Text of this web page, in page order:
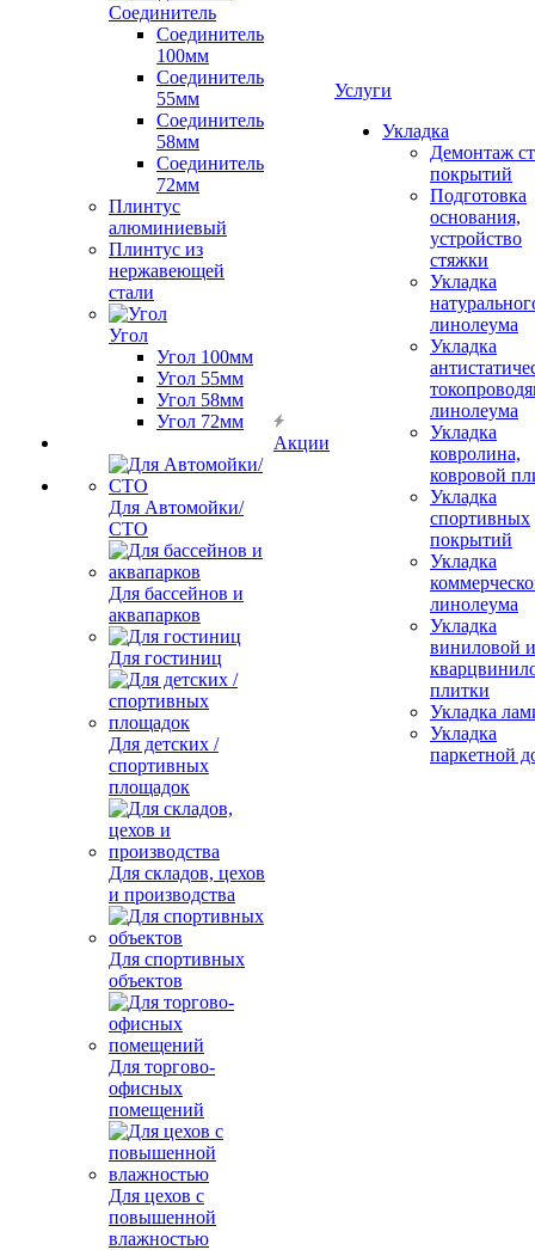
Соединитель
Соединитель
100мм
Соединитель
55мм
Соединитель
58мм
Соединитель
72мм
Плинтус
алюминиевый
Плинтус из
нержавеющей
стали
Угол
Угол 100мм
Угол 55мм
Угол 58мм
Угол 72мм
Для Автомойки/
СТО
Для бассейнов и
аквапарков
Для гостиниц
Для детских /
спортивных
площадок
Для складов, цехов
и производства
Для спортивных
объектов
Для торгово-
офисных
помещений
Для цехов с
повышенной
влажностью
Акции
Услуги
Укладка
Демонтаж
покрытий
Подготовка
основания,
устройство
стяжки
Укладка
линолеума
Укладка
линолеума
Укладка
ковролина,
ковровой
Укладка
спортивных
покрытий
Укладка
линолеума
Укладка
виниловой и
плитки
Укладка
Укладка
паркетной